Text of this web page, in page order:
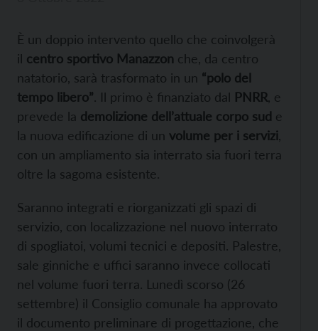
È un doppio intervento quello che coinvolgerà
il centro sportivo Manazzon che, da centro
natatorio, sarà trasformato in un “polo del
tempo libero”. Il primo è finanziato dal PNRR , e
prevede la demolizione dell’attuale corpo sud e
la nuova edificazione di un volume per i servizi
con un ampliamento sia interrato sia fuori terra
oltre la sagoma esistente.
Saranno integrati e riorganizzati gli spazi di
servizio, con localizzazione nel nuovo interrato
di spogliatoi, volumi tecnici e depositi. Palestre,
sale ginniche e uffici saranno invece collocati
nel volume fuori terra. Lunedì scorso (26
settembre) il Consiglio comunale ha approvato
il documento preliminare di progettazione, che